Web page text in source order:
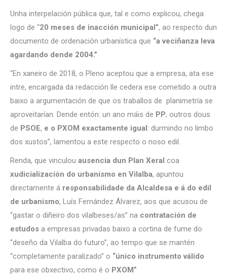
Unha interpelación pública que, tal e como explicou, chega
logo de “20 meses de inacción municipal”, ao respecto dun
documento de ordenación urbanística que “a veciñanza leva
agardando dende 2004.”
“En xaneiro de 2018, o Pleno aceptou que a empresa, ata ese
intre, encargada da redacción lle cedera ese cometido a outra
baixo a argumentación de que os traballos de planimetría se
aproveitarían. Dende entón: un ano máis de PP, outros dous
de PSOE, e o PXOM exactamente igual: durmindo no limbo
dos xustos”, lamentou a este respecto o noso edil.
Renda, que vinculou ausencia dun Plan Xeral coa
xudicialización do urbanismo en Vilalba, apuntou
directamente á responsabilidade da Alcaldesa e á do edil
de urbanismo, Luís Fernández Álvarez, aos que acusou de
“gastar o diñeiro dos vilalbeses/as” na contratación de
estudos a empresas privadas baixo a cortina de fume do
“deseño da Vilalba do futuro”, ao tempo que se mantén
“completamente paralizado” o “único instrumento válido
para ese obxectivo, como é o PXOM”